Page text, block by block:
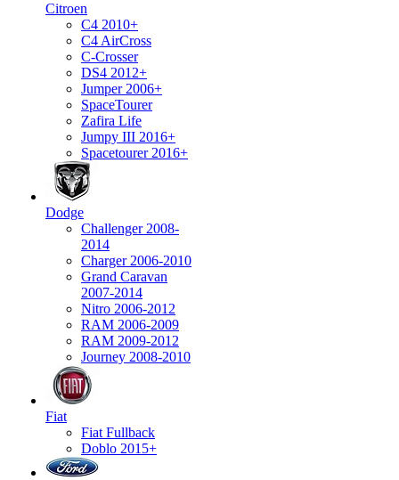
Citroen
C4 2010+
C4 AirCross
C-Crosser
DS4 2012+
Jumper 2006+
SpaceTourer
Zafira Life
Jumpy III 2016+
Spacetourer 2016+
Dodge
Challenger 2008-
2014
Charger 2006-2010
Grand Caravan
2007-2014
Nitro 2006-2012
RAM 2006-2009
RAM 2009-2012
Journey 2008-2010
Fiat
Fiat Fullback
Doblo 2015+